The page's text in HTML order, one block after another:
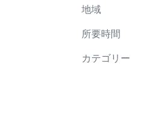
地域
所要時間
カテゴリー